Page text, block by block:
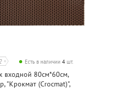
Есть в наличии4 шт.
входной 80см*60см,
"Крокмат (Crocmat)",